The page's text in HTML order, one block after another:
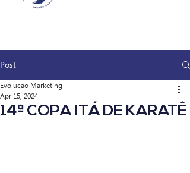
Post
14ª COPA ITÁ DE KARATÊ
Evolucao Marketing
Apr 15, 2024